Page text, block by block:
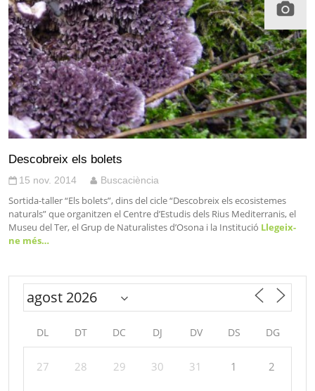
Descobreix els bolets
15 nov. 2014 Buscaciència
Sortida-taller “Els bolets”, dins del cicle “Descobreix els ecosistemes
naturals” que organitzen el Centre d’Estudis dels Rius Mediterranis, el
Museu del Ter, el Grup de Naturalistes d’Osona i la Institució Llegeix-
ne més…
DL DT DC DJ DV DS DG
27 28 29 30 31 1 2